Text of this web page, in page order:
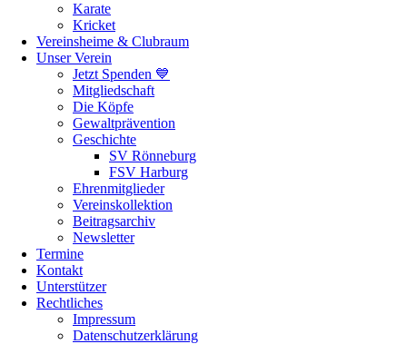
Karate
Kricket
Vereinsheime & Clubraum
Unser Verein
Jetzt Spenden 💙
Mitgliedschaft
Die Köpfe
Gewaltprävention
Geschichte
SV Rönneburg
FSV Harburg
Ehrenmitglieder
Vereinskollektion
Beitragsarchiv
Newsletter
Termine
Kontakt
Unterstützer
Rechtliches
Impressum
Datenschutzerklärung